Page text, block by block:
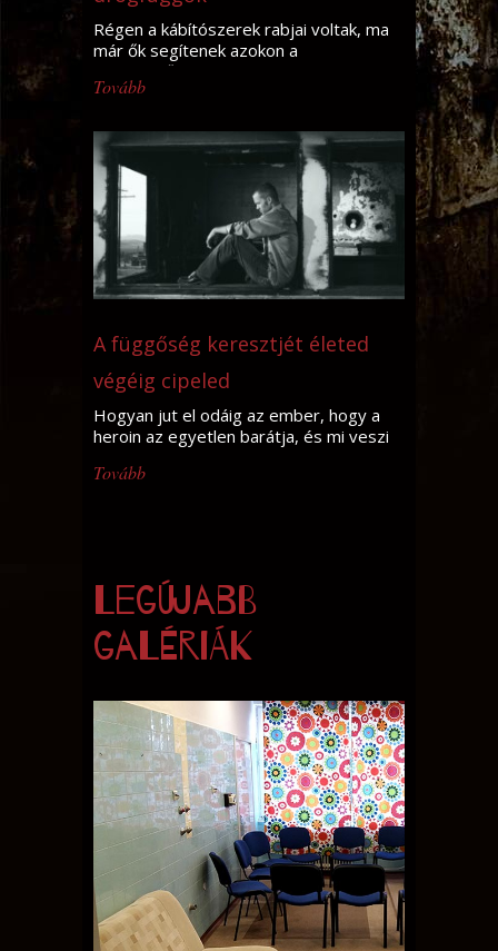
Régen a kábítószerek rabjai voltak, ma
már ők segítenek azokon a
drogfüggőkön, a
Tovább
A függőség keresztjét életed
végéig cipeled
Hogyan jut el odáig az ember, hogy a
heroin az egyetlen barátja, és mi veszi
Tovább
Legújabb
galériák
EGÉSZSÉGDOKK
drogambulancia és nappali
intézmény